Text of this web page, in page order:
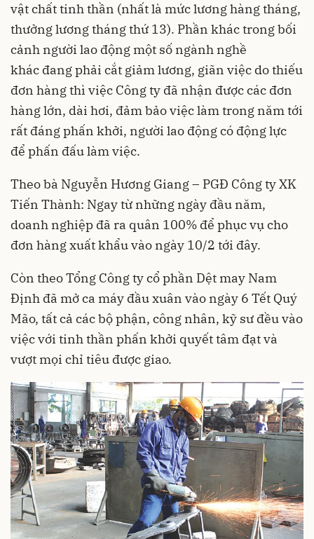
vật chất tinh thần (nhất là mức lương hàng tháng,
thưởng lương tháng thứ 13). Phần khác trong bối
cảnh người lao động một số ngành nghề
khác đang phải cắt giảm lương, giãn việc do thiếu
đơn hàng thì việc Công ty đã nhận được các đơn
hàng lớn, dài hơi, đảm bảo việc làm trong năm tới
rất đáng phấn khởi, người lao động có động lực
để phấn đấu làm việc.
Theo bà Nguyễn Hương Giang – PGĐ Công ty XK
Tiến Thành: Ngay từ những ngày đầu năm,
doanh nghiệp đã ra quân 100% để phục vụ cho
đơn hàng xuất khẩu vào ngày 10/2 tới đây.
Còn theo Tổng Công ty cổ phần Dệt may Nam
Định đã mở ca máy đầu xuân vào ngày 6 Tết Quý
Mão, tất cả các bộ phận, công nhân, kỹ sư đều vào
việc với tinh thần phấn khởi quyết tâm đạt và
vượt mọi chỉ tiêu được giao.